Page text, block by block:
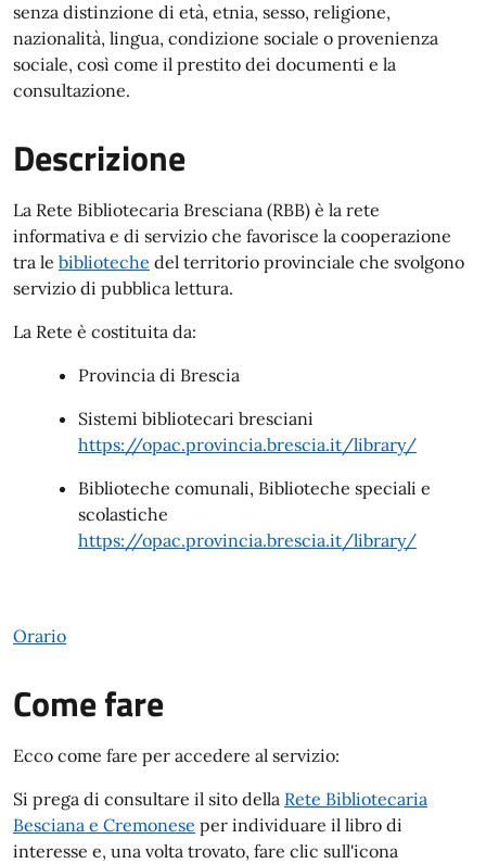
senza distinzione di età, etnia, sesso, religione,
nazionalità, lingua, condizione sociale o provenienza
sociale, così come il prestito dei documenti e la
consultazione.
Descrizione
La Rete Bibliotecaria Bresciana (RBB) è la rete
informativa e di servizio che favorisce la cooperazione
tra le biblioteche del territorio provinciale che svolgono
servizio di pubblica lettura.
La Rete è costituita da:
Provincia di Brescia
Sistemi bibliotecari bresciani
https://opac.provincia.brescia.it/library/
Biblioteche comunali, Biblioteche speciali e
scolastiche
https://opac.provincia.brescia.it/library/
Orario
Come fare
Ecco come fare per accedere al servizio:
Si prega di consultare il sito della Rete Bibliotecaria
Besciana e Cremonese per individuare il libro di
interesse e, una volta trovato, fare clic sull'icona